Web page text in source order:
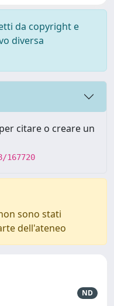
da copyright e
diversa
citare o creare un
sono stati
dell'ateneo
ND